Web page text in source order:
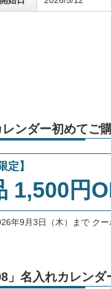
ンダー初めてご
定】
1,500円
年9月3日（木）まで ク
」名入れカレン